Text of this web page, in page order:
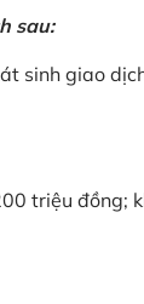
sau:
sinh giao
triệu đồng;